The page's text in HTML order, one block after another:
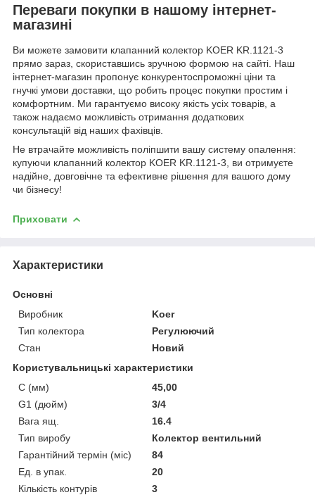
Переваги покупки в нашому інтернет-
магазині
Ви можете замовити клапанний колектор KOER KR.1121-3
прямо зараз, скориставшись зручною формою на сайті. Наш
інтернет-магазин пропонує конкурентоспроможні ціни та
гнучкі умови доставки, що робить процес покупки простим і
комфортним. Ми гарантуємо високу якість усіх товарів, а
також надаємо можливість отримання додаткових
консультацій від наших фахівців.
Не втрачайте можливість поліпшити вашу систему опалення:
купуючи клапанний колектор KOER KR.1121-3, ви отримуєте
надійне, довговічне та ефективне рішення для вашого дому
чи бізнесу!
Приховати
Характеристики
Основні
Виробник
Koer
Тип колектора
Регулюючий
Стан
Новий
Користувальницькі характеристики
C (мм)
45,00
G1 (дюйм)
3/4
Вага ящ.
16.4
Тип виробу
Колектор вентильний
Гарантійний термін (міс)
84
Ед. в упак.
20
Кількість контурів
3